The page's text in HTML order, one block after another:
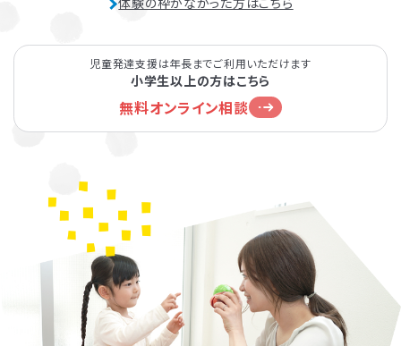
児童発達支援は年長までご利用いただけます
小学生以上の方はこちら
無料オンライン相談